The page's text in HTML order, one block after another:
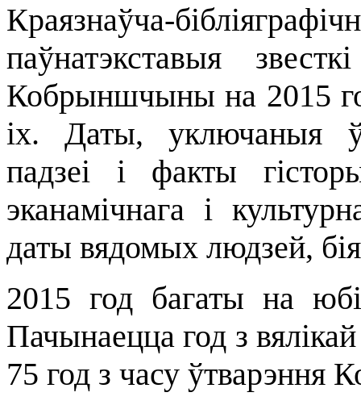
Краязнаўча-
паўнатэкставыя
Кобрыншчыны на 2015
іх. Даты, уключаныя
падзеі і факты
эканамічнага і
даты вядомых людзей,
2015 год багаты на
Пачынаецца год з
75 год з часу ўтварэння